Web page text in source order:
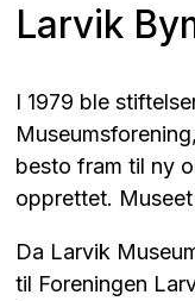
Larvik
I 1979 ble
besto fram til ny
opprettet.
Da Larvik
til Foreningen